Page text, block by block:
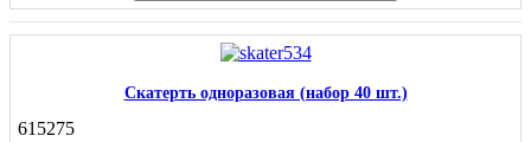
Скатерть одноразовая (набор 40 шт.)
615275